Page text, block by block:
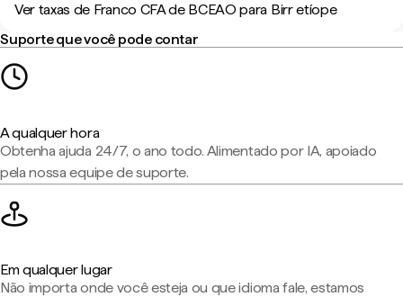
Ver taxas de Franco CFA de BCEAO para Birr etíope
Suporte que você pode contar
A qualquer hora
Obtenha ajuda 24/7, o ano todo. Alimentado por IA, apoiado
pela nossa equipe de suporte.
Em qualquer lugar
Não importa onde você esteja ou que idioma fale, estamos